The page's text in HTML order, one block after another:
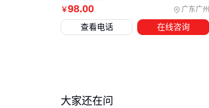
￥98.00 广东广州
查看电话 在线咨询
大家还在问